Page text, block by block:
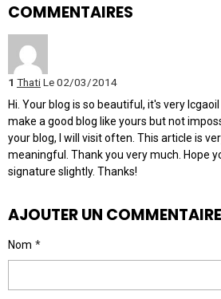
COMMENTAIRES
1 ThatiLe 02/03/2014
Hi. Your blog is so beautiful, it's very
make a good blog like yours but not
your blog, I will visit often. This article is
meaningful. Thank you very much. Hope
signature slightly. Thanks!
AJOUTER UN COMMENTAIRE
Nom